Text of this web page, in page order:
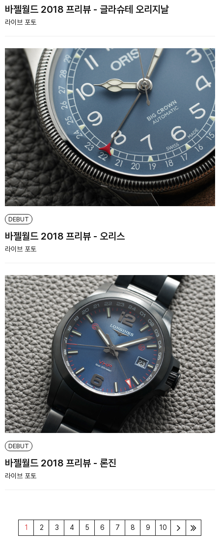
바젤월드 2018 프리뷰 - 글라슈테 오리지날
라이브 포토
DEBUT
바젤월드 2018 프리뷰 - 오리스
라이브 포토
DEBUT
바젤월드 2018 프리뷰 - 론진
라이브 포토
1 2 3 4 5 6 7 8 9 10